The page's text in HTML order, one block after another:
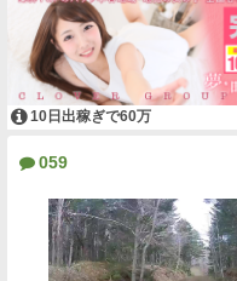
10日出稼ぎで60万
059